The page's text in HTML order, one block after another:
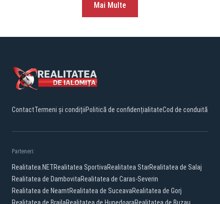
Mai Multe
ContactTermeni și condițiiPolitică de confidențialitateCod de conduită
Parteneri:
Realitatea.NETRealitatea SportivaRealitatea StarRealitatea de Salaj
Realitatea de DambovitaRealitatea de Caras-Severin
Realitatea de NeamtRealitatea de SuceavaRealitatea de Gorj